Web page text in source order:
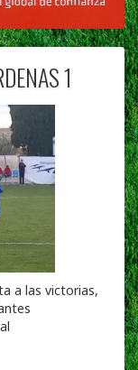
1
a las victorias,